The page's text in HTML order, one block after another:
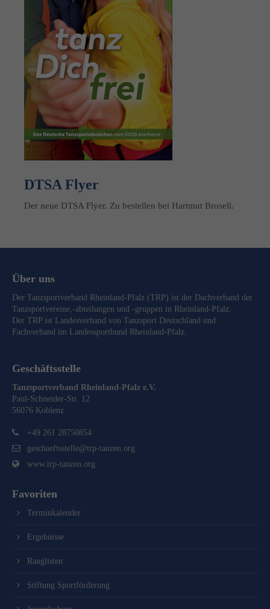
DTSA Flyer
Der neue DTSA Flyer. Zu bestellen bei Hartmut Brosell.
Über uns
Der Tanzsportverband Rheinland-Pfalz (TRP) ist der Dachverband der
Tanzsportvereine,-abteilungen und -gruppen in Rheinland-Pfalz.
Der TRP ist Landesverband von Tanzsport Deutschland und
Fachverband im Landessportbund Rheinland-Pfalz
Geschäftsstelle
Tanzsportverband Rheinland-Pfalz e.V.
Paul-Schneider-Str. 12
56076 Koblenz
+49 261 28750854
geschaeftsstelle@trp-tanzen.org
www.trp-tanzen.org
Favoriten
Terminkalender
Ergebnisse
Ranglisten
Stiftung Sportförderung